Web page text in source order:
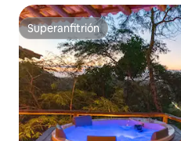
Superanfitrión
Superanfitrión